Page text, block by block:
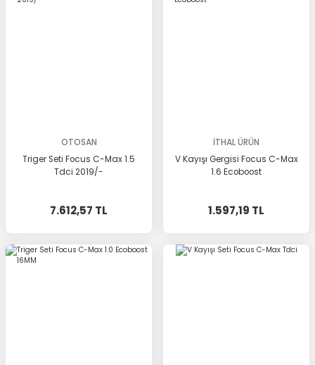
OTOSAN
Triger Seti Focus C-Max 1.5
Tdci 2019/-
7.612,57 TL
İTHAL ÜRÜN
V Kayışı Gergisi Focus C-Max
1.6 Ecoboost
1.597,19 TL